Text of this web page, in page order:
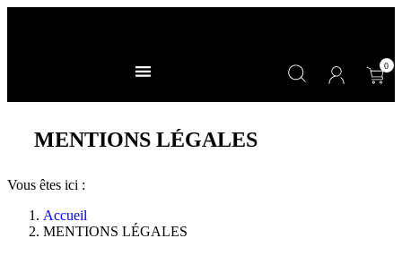
MENTIONS LÉGALES
Vous êtes ici :
Accueil
MENTIONS LÉGALES